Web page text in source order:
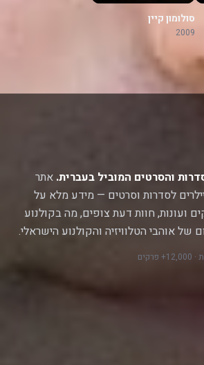
סולומון קיין
2009
אתר
לסדרות וסרטים — מידע מלא על
ועונות, חוות דעת צופים, מה בקולנוע
אוהבי הטלוויזיה והקולנוע הישראלי.